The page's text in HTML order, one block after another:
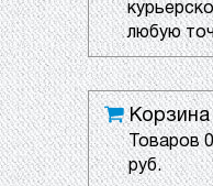
любую
Корзина
Товаров0
руб.